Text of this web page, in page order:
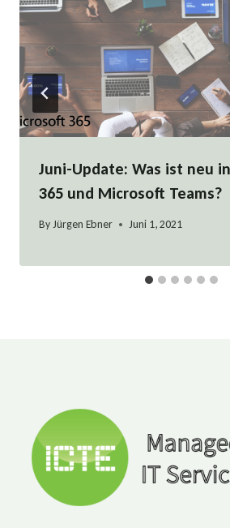
Juni-Update: Was ist neu
365 und Microsoft Teams?
ByJürgen Ebner Juni 1, 2021